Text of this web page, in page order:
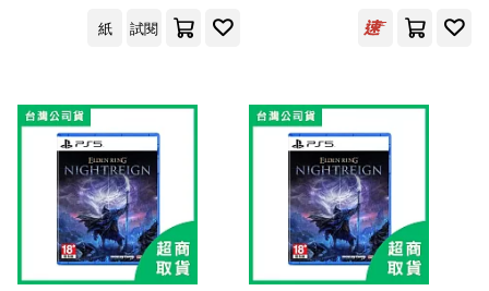
紙
試閱
Remastered】Original Jazz
Classics Series (LP))